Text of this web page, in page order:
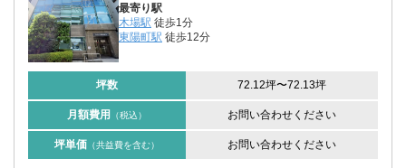
最寄り駅
木場駅 徒歩1分
東陽町駅 徒歩12分
坪数 72.12坪〜72.13坪
月額費用 （税込） お問い合わせください
坪単価 （共益費を含む） お問い合わせください